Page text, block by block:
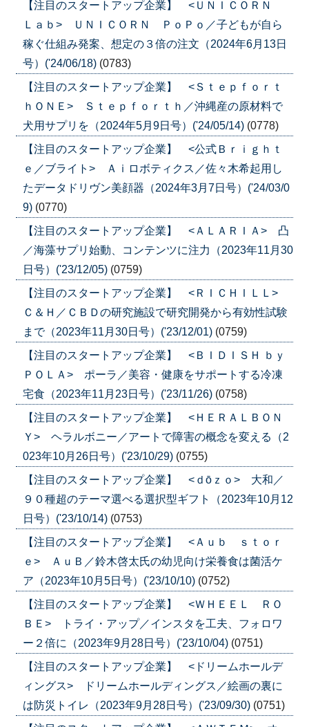
【注目のスタートアップ企業】 <ＵＮＩＣＯＲＮ
Ｌａｂ> ＵＮＩＣＯＲＮ ＰｏＰｏ／子どもが自ら
稼ぐ仕組み発案、想定の３倍の注文（2024年6月13日
号）('24/06/18) (0783)
【注目のスタートアップ企業】 <Ｓｔｅｐｆｏｒｔ
ｈＯＮＥ> Ｓｔｅｐｆｏｒｔｈ／沖縄産の原材料で
犬用サプリを（2024年5月9日号）('24/05/14) (0778)
【注目のスタートアップ企業】 <公式Ｂｒｉｇｈｔ
ｅ／ブライト> Ａｉロボティクス／佐々木希起用し
たデータドリヴン美顔器（2024年3月7日号）('24/03/0
9) (0770)
【注目のスタートアップ企業】 <ＡＬＡＲＩＡ> 凸
／海藻サプリ始動、コンテンツに注力（2023年11月30
日号）('23/12/05) (0759)
【注目のスタートアップ企業】 <ＲＩＣＨＩＬＬ>
Ｃ＆Ｈ／ＣＢＤの研究施設で研究開発から有効性試験
まで（2023年11月30日号）('23/12/01) (0759)
【注目のスタートアップ企業】 <ＢＩＤＩＳＨ ｂｙ
ＰＯＬＡ> ポーラ／美容・健康をサポートする冷凍
宅食（2023年11月23日号）('23/11/26) (0758)
【注目のスタートアップ企業】 <ＨＥＲＡＬＢＯＮ
Ｙ> ヘラルボニー／アートで障害の概念を変える（2
023年10月26日号）('23/10/29) (0755)
【注目のスタートアップ企業】 <ｄōｚｏ> 大和／
９０種超のテーマ選べる選択型ギフト（2023年10月12
日号）('23/10/14) (0753)
【注目のスタートアップ企業】 <Ａｕｂ ｓｔｏｒ
ｅ> ＡｕＢ／鈴木啓太氏の幼児向け栄養食は菌活ケ
ア（2023年10月5日号）('23/10/10) (0752)
【注目のスタートアップ企業】 <ＷＨＥＥＬ ＲＯ
ＢＥ> トライ・アップ／インスタを工夫、フォロワ
ー２倍に（2023年9月28日号）('23/10/04) (0751)
【注目のスタートアップ企業】 <ドリームホールデ
ィングス> ドリームホールディングス／絵画の裏に
は防災トイレ（2023年9月28日号）('23/09/30) (0751)